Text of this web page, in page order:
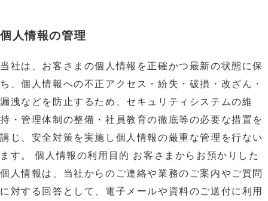
個人情報の管理
当社は、お客さまの個人情報を正確かつ最新の状態に保
ち、個人情報への不正アクセス・紛失・破損・改ざん・
漏洩などを防止するため、セキュリティシステムの維
持・管理体制の整備・社員教育の徹底等の必要な措置を
講じ、安全対策を実施し個人情報の厳重な管理を行ない
ます。 個人情報の利用目的 お客さまからお預かりした
個人情報は、当社からのご連絡や業務のご案内やご質問
に対する回答として、電子メールや資料のご送付に利用